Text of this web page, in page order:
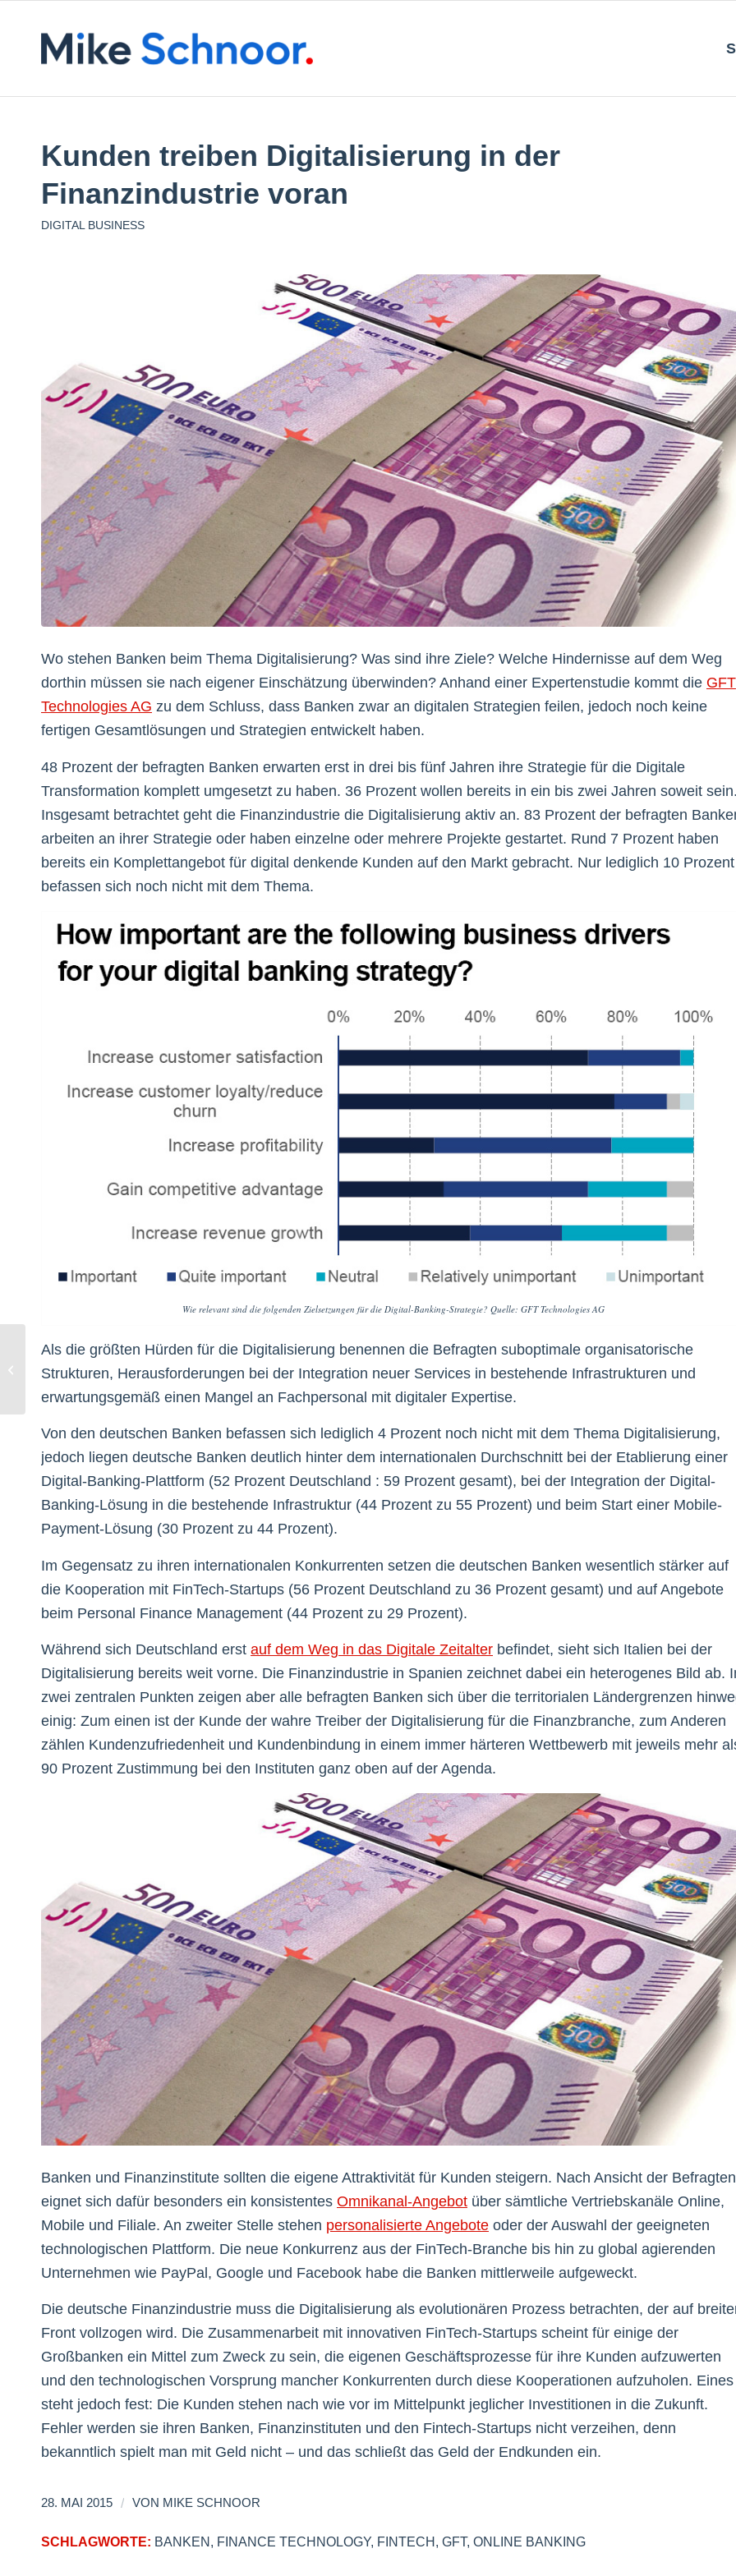
Kunden treiben Digitalisierung in der
Finanzindustrie voran
DIGITAL BUSINESS
Wo stehen Banken beim Thema Digitalisierung? Was sind ihre Ziele? Welche Hindernisse auf dem Weg
dorthin müssen sie nach eigener Einschätzung überwinden? Anhand einer Expertenstudie kommt die GFT
Technologies AG zu dem Schluss, dass Banken zwar an digitalen Strategien feilen, jedoch noch keine
fertigen Gesamtlösungen und Strategien entwickelt haben.
48 Prozent der befragten Banken erwarten erst in drei bis fünf Jahren ihre Strategie für die Digitale
Transformation komplett umgesetzt zu haben. 36 Prozent wollen bereits in ein bis zwei Jahren soweit sein.
Insgesamt betrachtet geht die Finanzindustrie die Digitalisierung aktiv an. 83 Prozent der befragten
arbeiten an ihrer Strategie oder haben einzelne oder mehrere Projekte gestartet. Rund 7 Prozent haben
bereits ein Komplettangebot für digital denkende Kunden auf den Markt gebracht. Nur lediglich 10 Prozent
befassen sich noch nicht mit dem Thema.
Wie relevant sind die folgenden Zielsetzungen für die Digital-Banking-Strategie? Quelle: GFT Technologies AG
Als die größten Hürden für die Digitalisierung benennen die Befragten suboptimale organisatorische
Strukturen, Herausforderungen bei der Integration neuer Services in bestehende Infrastrukturen und
erwartungsgemäß einen Mangel an Fachpersonal mit digitaler Expertise.
Von den deutschen Banken befassen sich lediglich 4 Prozent noch nicht mit dem Thema Digitalisierung,
jedoch liegen deutsche Banken deutlich hinter dem internationalen Durchschnitt bei der Etablierung einer
Digital-Banking-Plattform (52 Prozent Deutschland : 59 Prozent gesamt), bei der Integration der Digital-
Banking-Lösung in die bestehende Infrastruktur (44 Prozent zu 55 Prozent) und beim Start einer Mobile-
Payment-Lösung (30 Prozent zu 44 Prozent).
Im Gegensatz zu ihren internationalen Konkurrenten setzen die deutschen Banken wesentlich stärker auf
die Kooperation mit FinTech-Startups (56 Prozent Deutschland zu 36 Prozent gesamt) und auf Angebote
beim Personal Finance Management (44 Prozent zu 29 Prozent).
Während sich Deutschland erst auf dem Weg in das Digitale Zeitalter befindet, sieht sich Italien bei der
Digitalisierung bereits weit vorne. Die Finanzindustrie in Spanien zeichnet dabei ein heterogenes Bild ab.
zwei zentralen Punkten zeigen aber alle befragten Banken sich über die territorialen Ländergrenzen
einig: Zum einen ist der Kunde der wahre Treiber der Digitalisierung für die Finanzbranche, zum Anderen
zählen Kundenzufriedenheit und Kundenbindung in einem immer härteren Wettbewerb mit jeweils mehr
90 Prozent Zustimmung bei den Instituten ganz oben auf der Agenda.
Banken und Finanzinstitute sollten die eigene Attraktivität für Kunden steigern. Nach Ansicht der Befragten
eignet sich dafür besonders ein konsistentes Omnikanal-Angebot über sämtliche Vertriebskanäle Online,
Mobile und Filiale. An zweiter Stelle stehen personalisierte Angebote oder der Auswahl der geeigneten
technologischen Plattform. Die neue Konkurrenz aus der FinTech-Branche bis hin zu global agierenden
Unternehmen wie PayPal, Google und Facebook habe die Banken mittlerweile aufgeweckt.
Die deutsche Finanzindustrie muss die Digitalisierung als evolutionären Prozess betrachten, der auf
Front vollzogen wird. Die Zusammenarbeit mit innovativen FinTech-Startups scheint für einige der
Großbanken ein Mittel zum Zweck zu sein, die eigenen Geschäftsprozesse für ihre Kunden aufzuwerten
und den technologischen Vorsprung mancher Konkurrenten durch diese Kooperationen aufzuholen. Eines
steht jedoch fest: Die Kunden stehen nach wie vor im Mittelpunkt jeglicher Investitionen in die Zukunft.
Fehler werden sie ihren Banken, Finanzinstituten und den Fintech-Startups nicht verzeihen, denn
bekanntlich spielt man mit Geld nicht – und das schließt das Geld der Endkunden ein.
28. MAI 2015 / VON MIKE SCHNOOR
SCHLAGWORTE: BANKEN, FINANCE TECHNOLOGY, FINTECH, GFT, ONLINE BANKING
Geiler Content: Was
können Unternehmen